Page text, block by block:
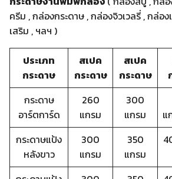
ครีม , กล่องกระดาษ , กล่องจิวเวลรี่ , กล่อ
เสริม , ฯลฯ )
ประเภท
กระดาษ
สเปค
กระดาษ
สเปค
กระดาษ
กระดาษ
อาร์ตการ์ด
260
แกรม
300
แกรม
แ
กระดาษแป้ง
หลังขาว
300
แกรม
350
แกรม